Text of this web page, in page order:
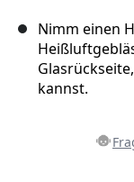
Nimm einen
kannst.